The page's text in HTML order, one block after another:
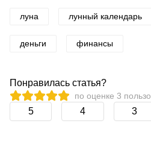
луна лунный календарь
деньги финансы
Понравилась статья?
по оценке 3
5 4 3